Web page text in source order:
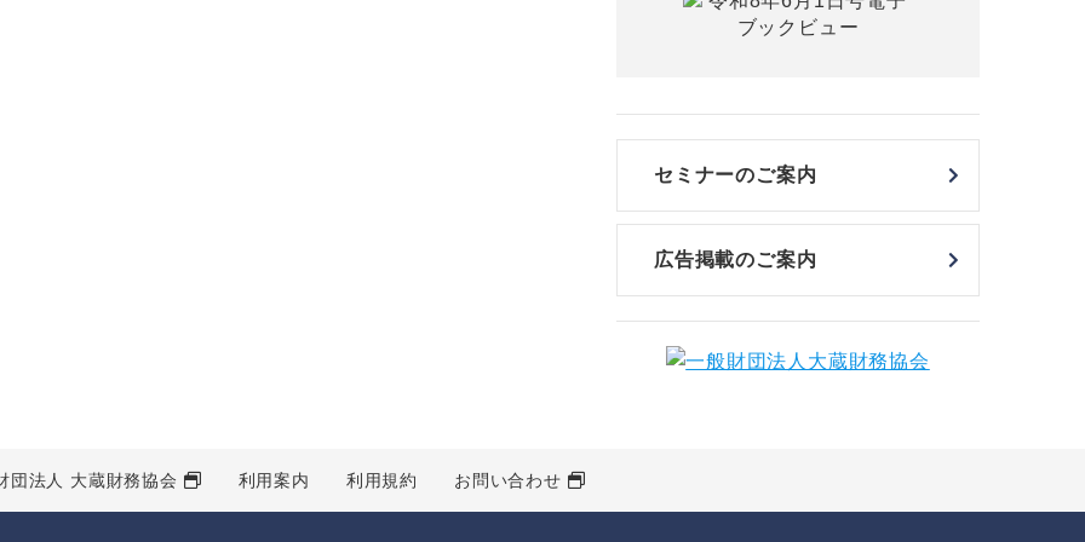
セミナーのご案内
広告掲載のご案内
団法人 大蔵財務協会 利用案内 利用規約 お問い合わせ